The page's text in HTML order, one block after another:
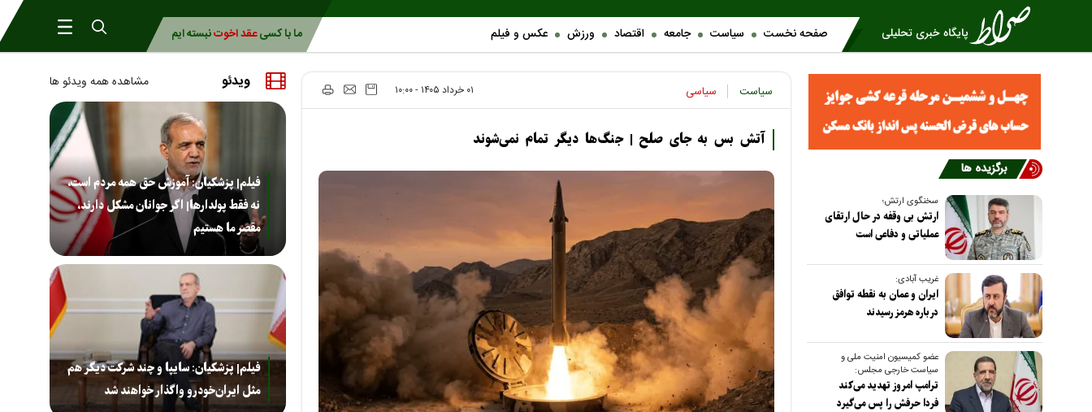
صفحه نخست سیاست جامعه اقتصاد ورزش عکس و فیلم ما با کسیعقد اخوتنبسته ایم
سیاست سیاسی ۰۱ خرداد ۱۴۰۵ - ۱۰:۰۰
آتش بس به جای صلح | جنگ‌ها دیگر تمام نمی‌شوند
برگزیده ها
سخنگوی ارتش؛
ارتش بی وقفه در حال ارتقای
عملیاتی و دفاعی است
غریب آبادی:
ایران و عمان به نقطه توافق
درباره هرمز رسیدند
عضو کمیسیون امنیت ملی و
سیاست خارجی مجلس:
ترامپ امروز تهدید می‌کند
فردا حرفش را پس می‌گیرد
ویدئو مشاهده همه ویدئو ها
فیلم| پزشکیان: آموزش حق همه مردم است،
نه فقط پولدارها| اگر جوانان مشکل دارند،
مقصر ما هستیم
فیلم| پزشکیان: سایپا و چند شرکت دیگر هم
مثل ایران‌خودرو واگذار خواهند شد